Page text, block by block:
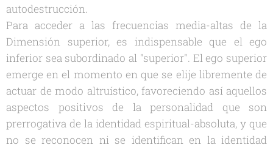
autodestrucción.
Para acceder a las frecuencias media-altas de la
Dimensión superior, es indispensable que el ego
inferior sea subordinado al "superior". El ego superior
emerge en el momento en que se elije libremente de
actuar de modo altruístico, favoreciendo así aquellos
aspectos positivos de la personalidad que son
prerrogativa de la identidad espiritual-absoluta, y que
no se reconocen ni se identifican en la identidad